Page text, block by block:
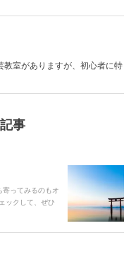
室がありますが、初心者に特
事
ってみるのもオ
ックして、ぜひ